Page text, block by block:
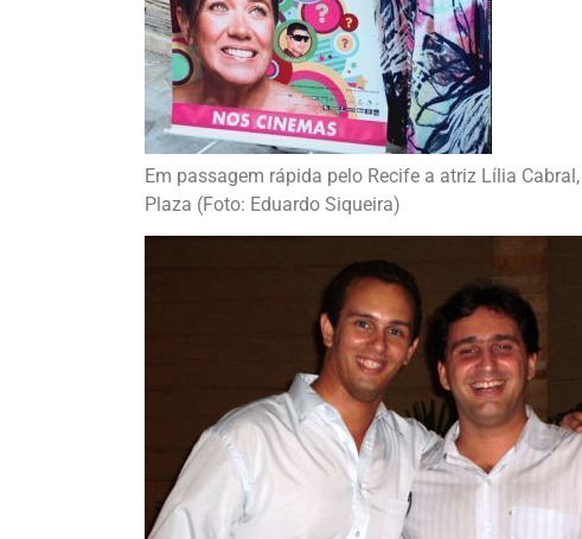
Em passagem rápida pelo Recife a atriz Lília
Plaza (Foto: Eduardo Siqueira)